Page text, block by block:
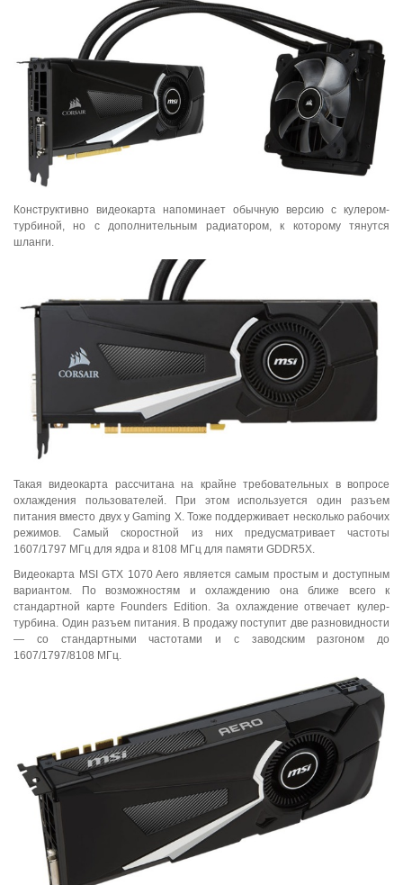
Конструктивно видеокарта напоминает обычную версию с кулером-
турбиной, но с дополнительным радиатором, к которому тянутся
шланги.
Такая видеокарта рассчитана на крайне требовательных в вопросе
охлаждения пользователей. При этом используется один разъем
питания вместо двух у Gaming X. Тоже поддерживает несколько рабочих
режимов. Самый скоростной из них предусматривает частоты
1607/1797 МГц для ядра и 8108 МГц для памяти GDDR5X.
Видеокарта MSI GTX 1070 Aero является самым простым и доступным
вариантом. По возможностям и охлаждению она ближе всего к
стандартной карте Founders Edition. За охлаждение отвечает кулер-
турбина. Один разъем питания. В продажу поступит две разновидности
— со стандартными частотами и с заводским разгоном до
1607/1797/8108 МГц.